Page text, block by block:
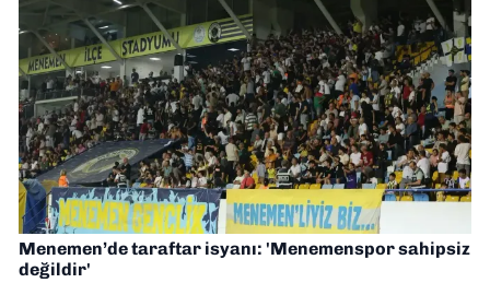
Menemen’de taraftar isyanı: 'Menemenspor sahipsiz
değildir'